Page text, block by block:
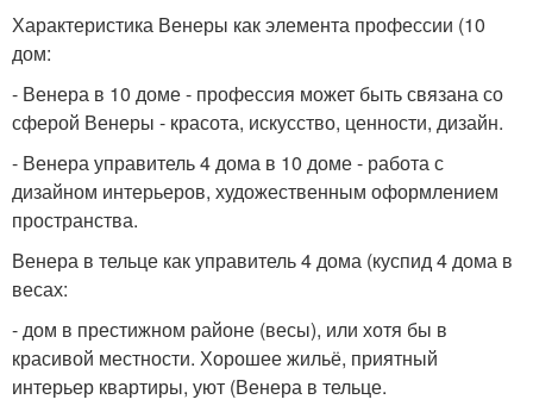
Характеристика Венеры как элемента профессии (10
дом:
- Венера в 10 доме - профессия может быть связана со
сферой Венеры - красота, искусство, ценности, дизайн.
- Венера управитель 4 дома в 10 доме - работа с
дизайном интерьеров, художественным оформлением
пространства.
Венера в тельце как управитель 4 дома (куспид 4 дома в
весах:
- дом в престижном районе (весы), или хотя бы в
красивой местности. Хорошее жильё, приятный
интерьер квартиры, уют (Венера в тельце.